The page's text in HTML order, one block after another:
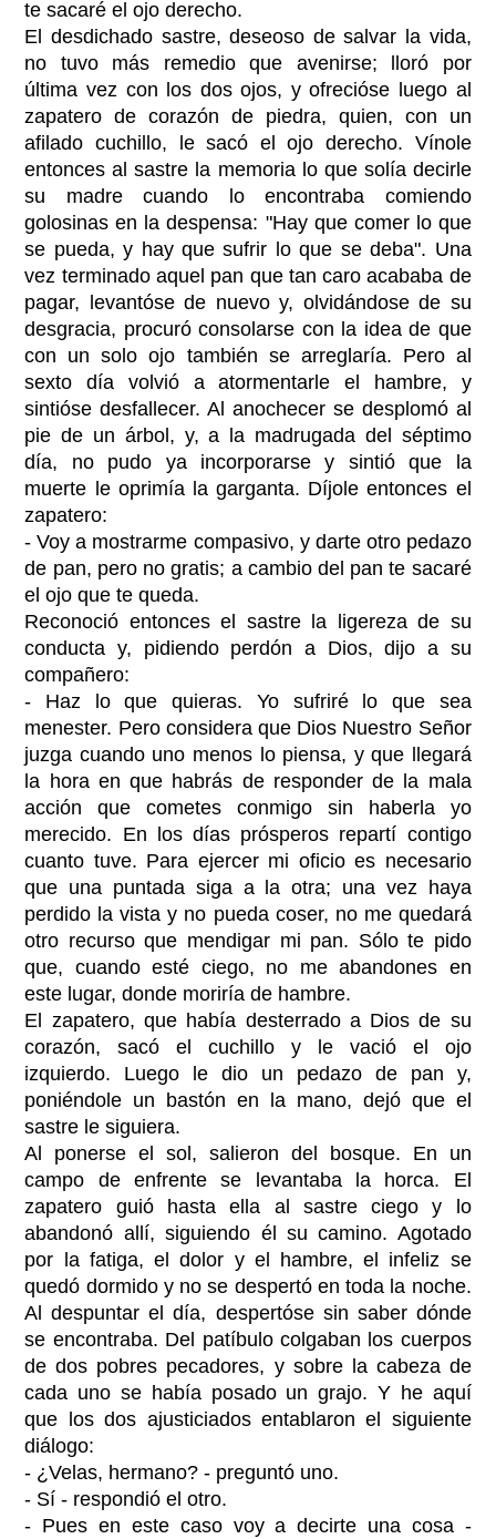
te sacaré el ojo derecho.
El desdichado sastre, deseoso de salvar la vida,
no tuvo más remedio que avenirse; lloró por
última vez con los dos ojos, y ofrecióse luego al
zapatero de corazón de piedra, quien, con un
afilado cuchillo, le sacó el ojo derecho. Vínole
entonces al sastre la memoria lo que solía decirle
su madre cuando lo encontraba comiendo
golosinas en la despensa: "Hay que comer lo que
se pueda, y hay que sufrir lo que se deba". Una
vez terminado aquel pan que tan caro acababa de
pagar, levantóse de nuevo y, olvidándose de su
desgracia, procuró consolarse con la idea de que
con un solo ojo también se arreglaría. Pero al
sexto día volvió a atormentarle el hambre, y
sintióse desfallecer. Al anochecer se desplomó al
pie de un árbol, y, a la madrugada del séptimo
día, no pudo ya incorporarse y sintió que la
muerte le oprimía la garganta. Díjole entonces el
zapatero:
- Voy a mostrarme compasivo, y darte otro pedazo
de pan, pero no gratis; a cambio del pan te sacaré
el ojo que te queda.
Reconoció entonces el sastre la ligereza de su
conducta y, pidiendo perdón a Dios, dijo a su
compañero:
- Haz lo que quieras. Yo sufriré lo que sea
menester. Pero considera que Dios Nuestro Señor
juzga cuando uno menos lo piensa, y que llegará
la hora en que habrás de responder de la mala
acción que cometes conmigo sin haberla yo
merecido. En los días prósperos repartí contigo
cuanto tuve. Para ejercer mi oficio es necesario
que una puntada siga a la otra; una vez haya
perdido la vista y no pueda coser, no me quedará
otro recurso que mendigar mi pan. Sólo te pido
que, cuando esté ciego, no me abandones en
este lugar, donde moriría de hambre.
El zapatero, que había desterrado a Dios de su
corazón, sacó el cuchillo y le vació el ojo
izquierdo. Luego le dio un pedazo de pan y,
poniéndole un bastón en la mano, dejó que el
sastre le siguiera.
Al ponerse el sol, salieron del bosque. En un
campo de enfrente se levantaba la horca. El
zapatero guió hasta ella al sastre ciego y lo
abandonó allí, siguiendo él su camino. Agotado
por la fatiga, el dolor y el hambre, el infeliz se
quedó dormido y no se despertó en toda la noche.
Al despuntar el día, despertóse sin saber dónde
se encontraba. Del patíbulo colgaban los cuerpos
de dos pobres pecadores, y sobre la cabeza de
cada uno se había posado un grajo. Y he aquí
que los dos ajusticiados entablaron el siguiente
diálogo:
- ¿Velas, hermano? - preguntó uno.
- Sí - respondió el otro.
- Pues en este caso voy a decirte una cosa -